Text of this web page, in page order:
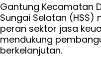
Gantung Kecamatan
Sungai Selatan
peran sektor jasa
mendukung
berkelanjutan.